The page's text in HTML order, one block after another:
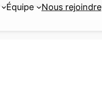
Équipe Nous rejoindre